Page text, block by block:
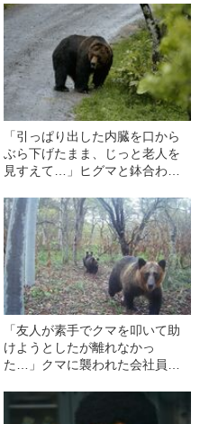
「引っぱり出した内臓を口から
ぶら下げたまま、じっと老人を
見すえて…」ヒグマと鉢合わせ
「友人が素手でクマを叩いて助
けようとしたが離れなかっ
た…」クマに襲われた会社員男